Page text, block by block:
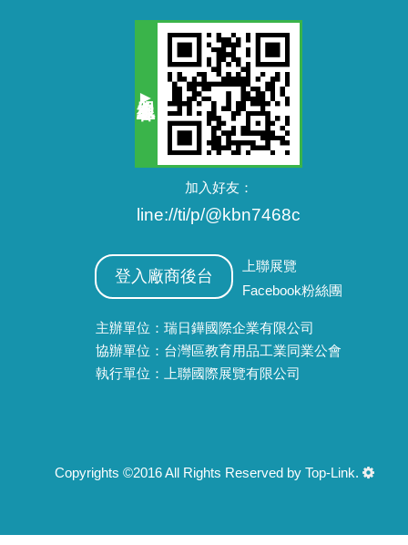
加入好友：
line://ti/p/@kbn7468c
登入廠商後台
上聯展覽
Facebook粉絲團
主辦單位：瑞日鏵國際企業有限公司
協辦單位：台灣區教育用品工業同業公會
執行單位：上聯國際展覽有限公司
Copyrights ©2016 All Rights Reserved by Top-Link.